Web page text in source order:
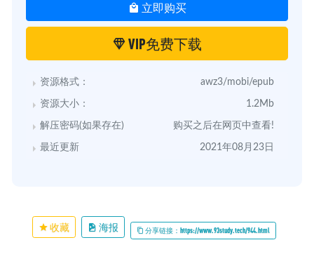
立即购买
VIP免费下载
资源格式： awz3/mobi/epub
资源大小： 1.2Mb
解压密码(如果存在) 购买之后在网页中查看!
最近更新 2021年08月23日
收藏 海报 分享链接：https://www.93study.tech/944.html